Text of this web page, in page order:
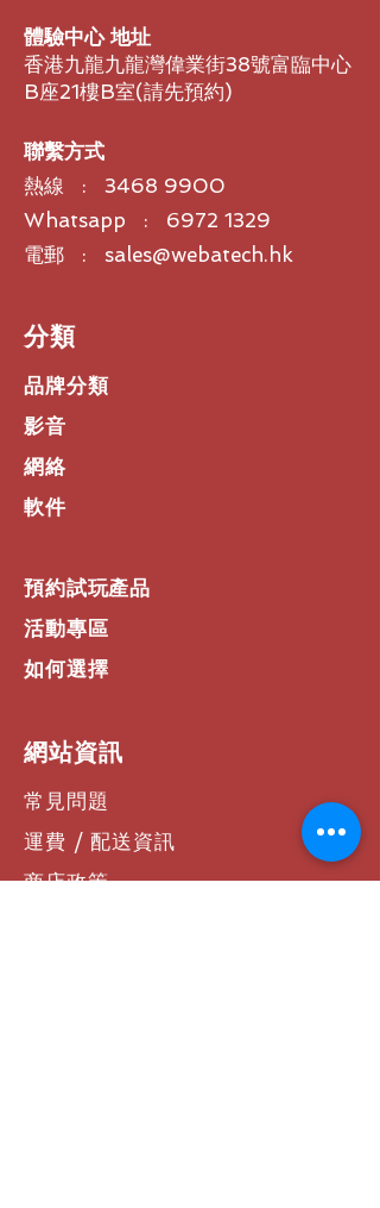
．530 x 396 mm (4:3) / 545 x 305
mm (16:9)
畫面旋轉
270°（ 透過軟體 ）
畫面註記
．有（ 透過軟體 ）
影像錄製
．有（ 透過軟體 ）
圖像效果
．自動 / 手動（ 透過軟體 ）
．有（ 含聚光燈 spotlight & 遮罩
visor 透過軟體 ）
內建麥克風
．有
．單張 / 連拍（ 透過軟體 ）
USB 3.0 連接埠
．1 個輸出
產品尺寸（ 長 x 寬 x 高 ）
．操作：233 x 312 x 468 mm
．1.7 kg (3.7 lbs)
電源供應
．USB 供電
體驗中心 地址
香港九龍九龍灣偉業街38號富臨中心
B座21樓B室​(請先預約)
聯繫方式
熱線 : 3468 9900
Whatsapp : 6972 1329
電郵 : sales@webatech.hk
​分類
品牌分類
影音
網絡
軟件
預約試玩產品
活動專區
如何選擇
​網站資訊
常見問題
運費 / 配送資訊
商店政策